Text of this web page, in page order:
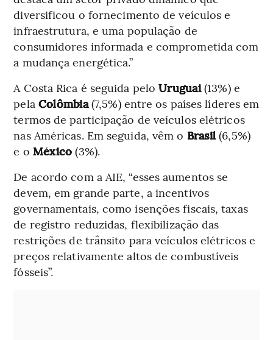
diversificou o fornecimento de veículos e
infraestrutura, e uma população de
consumidores informada e comprometida com
a mudança energética.”
A Costa Rica é seguida peloUruguai(13%) e
pela Colômbia(7,5%) entre os países líderes em
termos de participação de veículos elétricos
nas Américas. Em seguida, vêm o Brasil(6,5%)
e o México(3%).
De acordo com a AIE, “esses aumentos se
devem, em grande parte, a incentivos
governamentais, como isenções fiscais, taxas
de registro reduzidas, flexibilização das
restrições de trânsito para veículos elétricos e
preços relativamente altos de combustíveis
fósseis”.